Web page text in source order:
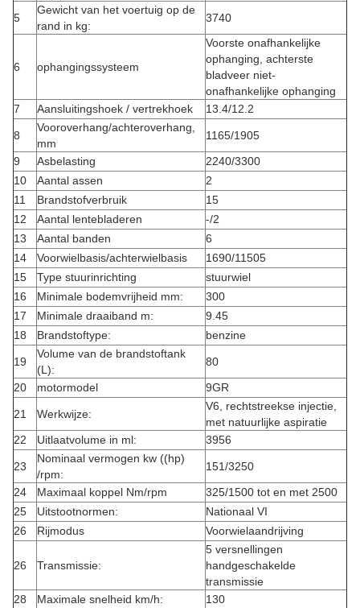
5
Gewicht van het voertuig op de
rand in kg:
3740
6 ophangingssysteem
Voorste onafhankelijke
ophanging, achterste
bladveer niet-
onafhankelijke ophanging
7
Aansluitingshoek / vertrekhoek 13.4/12.2
8
Vooroverhang/achteroverhang,
mm
1165/1905
9
Asbelasting
2240/3300
10
Aantal assen
2
11
Brandstofverbruik
15
12
Aantal lentebladeren
-/2
13
Aantal banden
6
14
Voorwielbasis/achterwielbasis
1690/11505
15
Type stuurinrichting
stuurwiel
16
Minimale bodemvrijheid mm:
300
17
Minimale draaiband m:
9.45
18
Brandstoftype: benzine
19
Volume van de brandstoftank
(L):
80
20
motormodel 9GR
21 Werkwijze:
V6, rechtstreekse injectie,
met natuurlijke aspiratie
22
Uitlaatvolume in ml: 3956
23
Nominaal vermogen kw ((hp)
/rpm:
151/3250
24
Maximaal koppel Nm/rpm
325/1500 tot en met 2500
25
Uitstootnormen:
Nationaal VI
26
Rijmodus Voorwielaandrijving
26 Transmissie:
5 versnellingen
handgeschakelde
transmissie
28
Maximale snelheid km/h: 130